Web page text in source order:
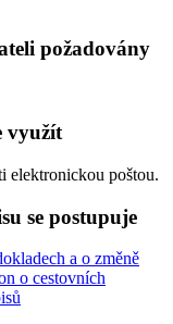
požadovány
využít
elektronickou poštou.
se postupuje
a o změně
o cestovních